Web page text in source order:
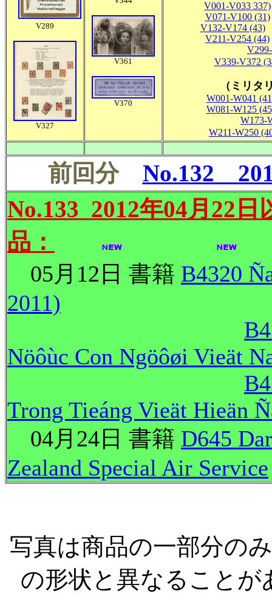
V289
V327
V361
V370
V001-V033 337)
V071-V100 (31)
V132-V174 (43)
V211-V254 (44)
V339-V372
（ミリタ
W001-W041
W081-W125
W173-
W211-W250
前回分 No.132
No.133 2012年04月22
品：
05月12日 書籍 B4320
2011)
Nöôùc Con Ngöôøi Vieät
Trong Tieáng Vieät Hieän
04月24日 書籍 D645
Zealand Special Air Service
写真は商品の一部分の
の形状と異なること